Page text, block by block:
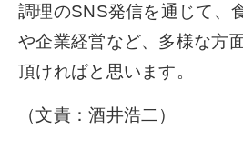
調理のSNS発信を通じて、
や企業経営など、多様な方
頂ければと思います。
（文責：酒井浩二）